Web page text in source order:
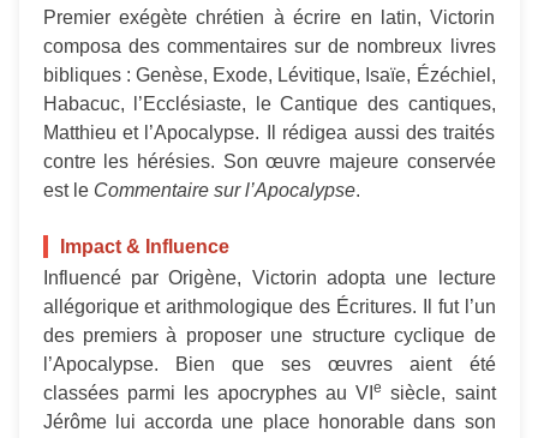
Premier exégète chrétien à écrire en latin, Victorin
composa des commentaires sur de nombreux livres
bibliques : Genèse, Exode, Lévitique, Isaïe, Ézéchiel,
Habacuc, l’Ecclésiaste, le Cantique des cantiques,
Matthieu et l’Apocalypse. Il rédigea aussi des traités
contre les hérésies. Son œuvre majeure conservée
est le Commentaire sur l’Apocalypse.
Impact & Influence
Influencé par Origène, Victorin adopta une lecture
allégorique et arithmologique des Écritures. Il fut l’un
des premiers à proposer une structure cyclique de
l’Apocalypse. Bien que ses œuvres aient été
classées parmi les apocryphes au VIe siècle, saint
Jérôme lui accorda une place honorable dans son